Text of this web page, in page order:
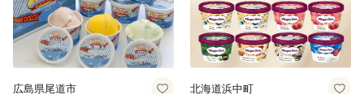
広島県尾道市 北海道浜中町